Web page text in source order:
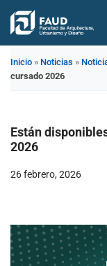
Saltar
contenido
Inicio » Noticias »
cursado 2026
Están
2026
26 febrero, 2026